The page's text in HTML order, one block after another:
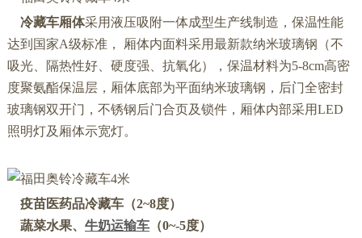
冷藏车厢体采用液压吸附一体成型生产线制造，保温性能
达到国家A级标准， 厢体内面料采用最新款纳米玻璃钢（不
吸光、隔热性好、硬度强、抗氧化），保温材料为5-8cm高密
度聚氨酯保温层，厢体底部为平面纳米玻璃钢，后门全密封
玻璃钢双开门，不锈钢后门合页及锁件，厢体内部采用LED
照明灯及厢体示宽灯。
疫苗医药品冷藏车（2~8度）
蔬菜水果、 牛奶运输车（0~-5度）